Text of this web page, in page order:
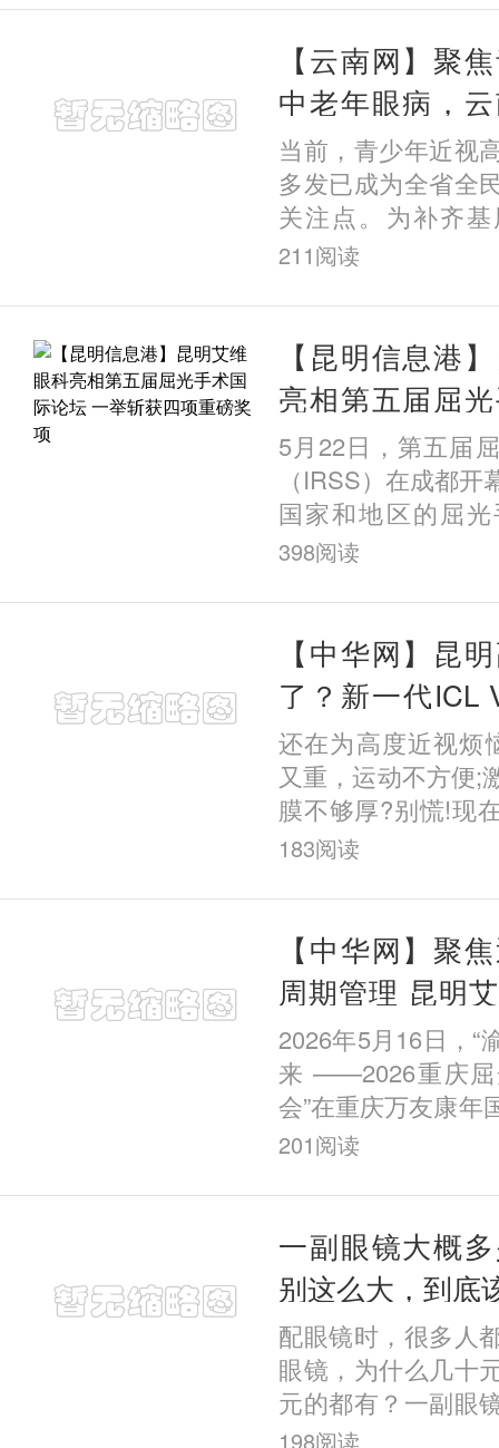
视手术
【云南网】聚
中老年眼病，
院深耕基层护健
当前，青少年近视
多发已成为全省全
关注点。为补齐
板，近日，云南艾
龄段
211阅读
【昆明信息港
亮相第五届屈
一举斩获四项重
5月22日，第五届
（IRSS）在成都
国家和地区的屈
堂，围绕全飞秒技
交流。昆
398阅读
【中华网】昆
了？新一代ICL
多牛？深度解析
还在为高度近视烦
又重，运动不方便;
膜不够厚?别慌!现
更安全的选择
里戴了一副“超
183阅读
【中华网】聚
周期管理 昆明
院长在重庆屈
题报告
2026年5月16日，“
来 ——2026重庆屈
会”在重庆万友康年
幕。本次会议汇聚
应用
201阅读
一副眼镜大概
别这么大，到底
配眼镜时，很多人
眼镜，为什么几十
元的都有？一副眼
合理？其实眼镜
198阅读